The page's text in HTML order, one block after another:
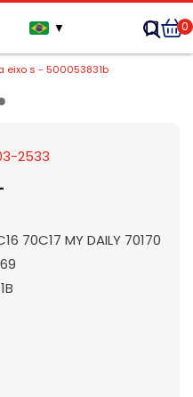
▼ 0
eixo s - 500053831b
2533
70C17 MY DAILY 70170